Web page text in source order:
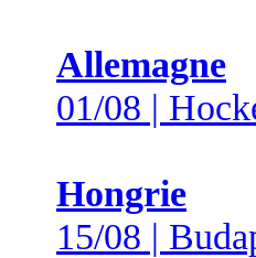
Allemagne
01/08 |
Hongrie
15/08 |